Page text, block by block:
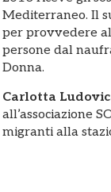
Mediterraneo. Il
per provvedere
persone dal
Donna.
Carlotta
all’associazione
migranti alla